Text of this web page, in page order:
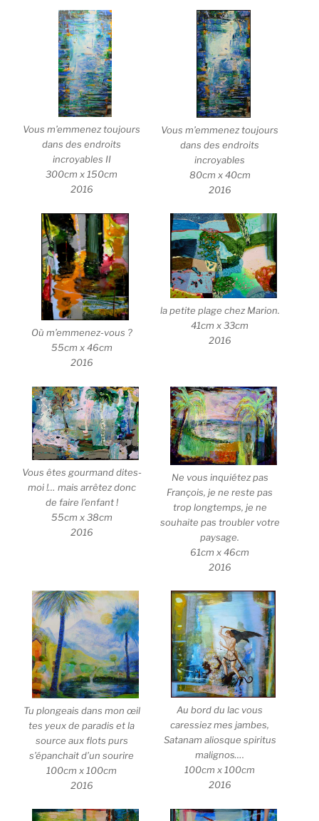
Vous m’emmenez toujours
dans des endroits
incroyables II
300cm x 150cm
2016
Vous m’emmenez toujours
dans des endroits
incroyables
80cm x 40cm
2016
Où m’emmenez-vous ?
55cm x 46cm
2016
la petite plage chez Marion.
41cm x 33cm
2016
Vous êtes gourmand dites-
moi !… mais arrêtez donc
de faire l’enfant !
55cm x 38cm
2016
Ne vous inquiétez pas
François, je ne reste pas
trop longtemps, je ne
souhaite pas troubler votre
paysage.
61cm x 46cm
2016
Tu plongeais dans mon œil
tes yeux de paradis et la
source aux flots purs
s’épanchait d’un sourire
100cm x 100cm
2016
Au bord du lac vous
caressiez mes jambes,
Satanam aliosque spiritus
malignos….
100cm x 100cm
2016